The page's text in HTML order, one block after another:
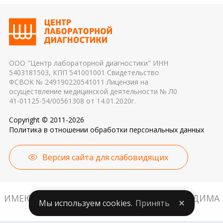
погрешности в результатах
ООО "Центр лабораторной диагностики" ИНН
5403181503, КПП 541001001 Свидетельство
ФСВОК № 249190220541011 Лицензия на
осуществление медицинской деятельности № Л0
41-01125-54/00561308 от 14.01.2020г.
Copyright © 2011-2026
Политика в отношении обработки персональных данных
Версия сайта для слабовидящих
ИМЕЮТСЯ ПРОТИВОПОКАЗАНИЯ. НЕОБХОДИМА
КОНСУЛЬТАЦИЯ СПЕЦИАЛИСТА.
Мы используем cookies. Принять